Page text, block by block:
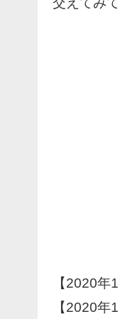
【2020
【2020